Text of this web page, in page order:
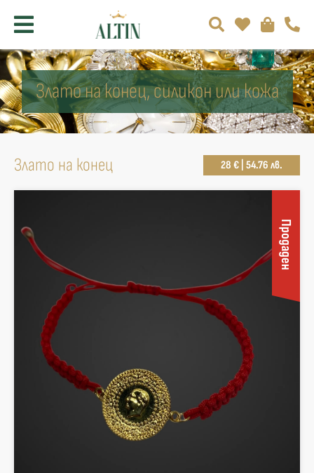
Злато на конец, силикон или кожа
Злато на конец 28 € | 54.76 лв.
Продаден